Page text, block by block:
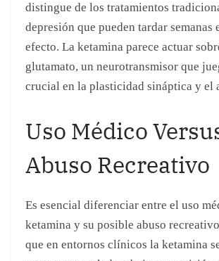
Abuso Recreativo
Es esencial diferenciar entre el uso
ketamina y su posible abuso
que en entornos clínicos la ketamina
recreativo ha llevado a preocupaciones
dependencia y los efectos secundarios.
distinción es vital para la discusión en
Reacciones del